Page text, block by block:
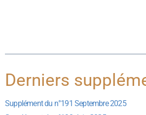
Derniers
Supplément du n°191 Septembre 2025